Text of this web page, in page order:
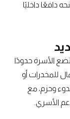
دافعًا داخليًا
الأسرة حدودًا
للمخدرات أو
وحزم، مع
الأسري.